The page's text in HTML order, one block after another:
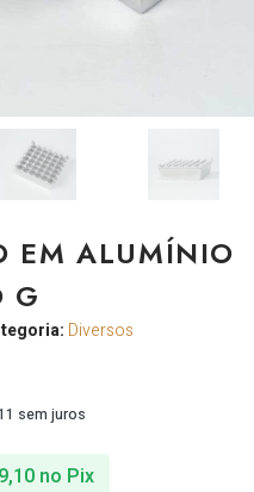
EM ALUMÍNIO
G
Diversos
sem juros
no Pix